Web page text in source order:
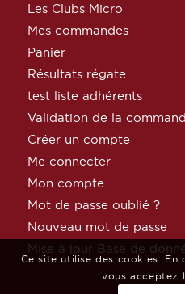
Les Clubs Micro
Mes commandes
Panier
Résultats régate
test liste adhérents
Validation de la
Créer un compte
Me connecter
Mon compte
Mot de passe oublié ?
Nouveau mot de passe
Mise à jour Base de
Ce site utilise des cookies.
vous acceptez